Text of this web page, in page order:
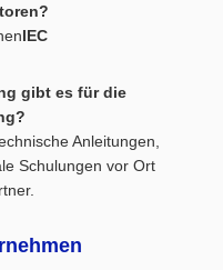
IEC
gibt es für die
Anleitungen,
Schulungen vor Ort